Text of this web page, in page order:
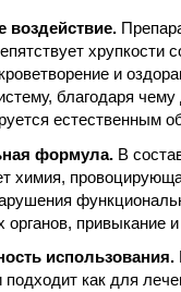
воздействие.
хрупкости
и
благодаря
естественным
формула. В
химия,
органов, привыкание
использования.
подходит как для